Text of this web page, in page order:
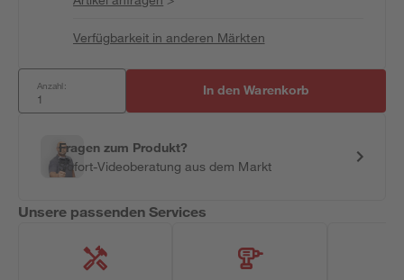
Verfügbarkeit in anderen Märkten
Anzahl: In den Warenkorb
Fragen zum Produkt?
Sofort-Videoberatung aus dem Markt
Unsere passenden Services